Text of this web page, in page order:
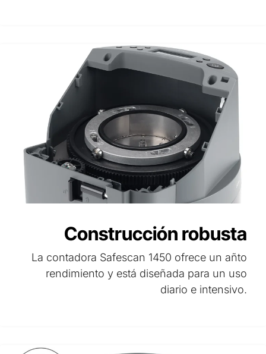
Construcción robusta
La contadora Safescan 1450 ofrece un añto
rendimiento y está diseñada para un uso
diario e intensivo.